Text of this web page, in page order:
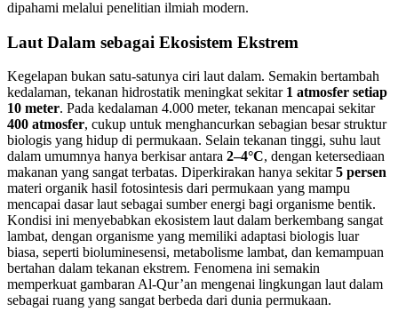
dipahami melalui penelitian ilmiah modern.
Laut Dalam sebagai Ekosistem Ekstrem
Kegelapan bukan satu-satunya ciri laut dalam. Semakin bertambah
kedalaman, tekanan hidrostatik meningkat sekitar 1 atmosfer setiap
10 meter. Pada kedalaman 4.000 meter, tekanan mencapai sekitar
400 atmosfer, cukup untuk menghancurkan sebagian besar struktur
biologis yang hidup di permukaan. Selain tekanan tinggi, suhu laut
dalam umumnya hanya berkisar antara 2–4°C, dengan ketersediaan
makanan yang sangat terbatas. Diperkirakan hanya sekitar5 persen
materi organik hasil fotosintesis dari permukaan yang mampu
mencapai dasar laut sebagai sumber energi bagi organisme bentik.
Kondisi ini menyebabkan ekosistem laut dalam berkembang sangat
lambat, dengan organisme yang memiliki adaptasi biologis luar
biasa, seperti bioluminesensi, metabolisme lambat, dan kemampuan
bertahan dalam tekanan ekstrem. Fenomena ini semakin
memperkuat gambaran Al-Qur’an mengenai lingkungan laut dalam
sebagai ruang yang sangat berbeda dari dunia permukaan.